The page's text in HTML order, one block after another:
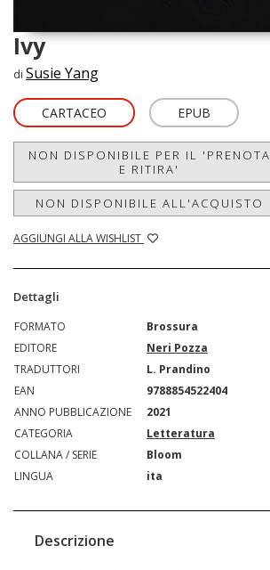
Ivy
di Susie Yang
CARTACEO EPUB
NON DISPONIBILE PER IL 'PRENOTA
E RITIRA'
NON DISPONIBILE ALL'ACQUISTO
AGGIUNGI ALLA WISHLIST
Dettagli
FORMATO
Brossura
EDITORE
Neri Pozza
TRADUTTORI
L. Prandino
EAN
9788854522404
ANNO PUBBLICAZIONE
2021
CATEGORIA
Letteratura
COLLANA / SERIE
Bloom
LINGUA
ita
Descrizione